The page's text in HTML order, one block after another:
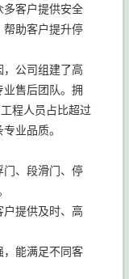
多客户提供安全
帮助客户提升停
，公司组建了高
售后团队。拥
程人员占比超过
业品质。
门、段滑门、停
户提供及时、高
，能满足不同客